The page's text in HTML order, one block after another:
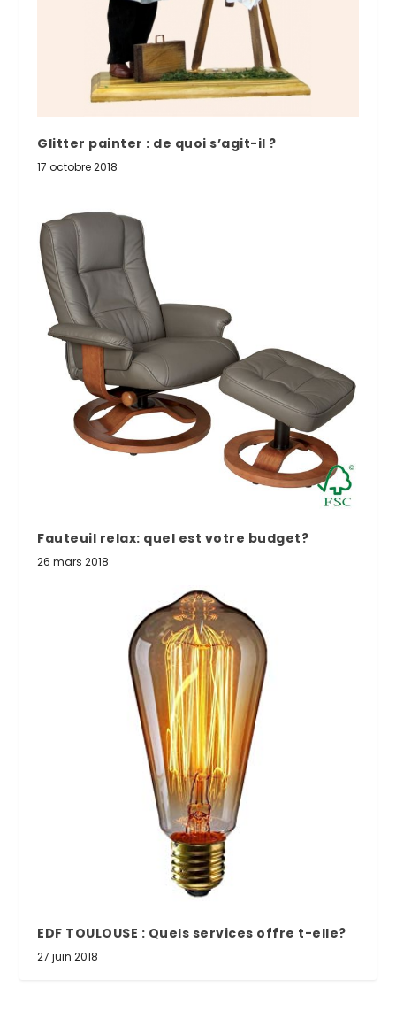
Glitter painter : de quoi s’agit-il ?
17 octobre 2018
Fauteuil relax: quel est votre budget?
26 mars 2018
EDF TOULOUSE : Quels services offre t-elle?
27 juin 2018